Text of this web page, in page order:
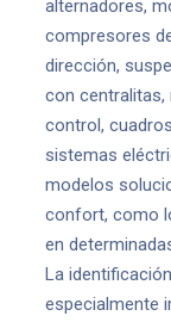
alternadores,
compresores
dirección,
con centralitas,
control,
sistemas
modelos
confort, como
en
La
especialmente